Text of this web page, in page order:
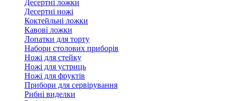
Десертні ложки
Десертні ножі
Коктейльні ложки
Кавові ложки
Лопатки для торту
Набори столових приборів
Ножі для стейку
Ножі для устриць
Ножі для фруктів
Прибори для сервірування
Рибні виделки